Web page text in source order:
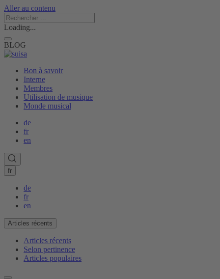
Aller au contenu
Loading...
BLOG
Bon à savoir
Interne
Membres
Utilisation de musique
Monde musical
de
fr
en
fr
de
fr
en
Articles récents
Articles récents
Selon pertinence
Articles populaires